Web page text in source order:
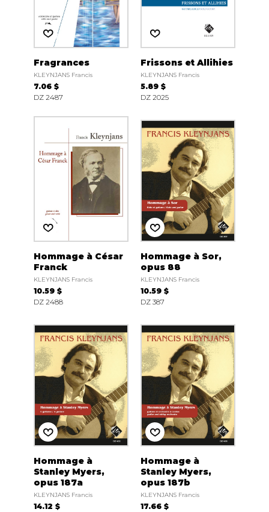
Fragrances
KLEYNJANS Francis
7.06 $
DZ 2487
Frissons et Allihies
KLEYNJANS Francis
5.89 $
DZ 2025
Hommage à César
Franck
KLEYNJANS Francis
10.59 $
DZ 2488
Hommage à Sor,
opus 88
KLEYNJANS Francis
10.59 $
DZ 387
Hommage à
Stanley Myers,
opus 187a
KLEYNJANS Francis
14.12 $
Hommage à
Stanley Myers,
opus 187b
KLEYNJANS Francis
17.66 $